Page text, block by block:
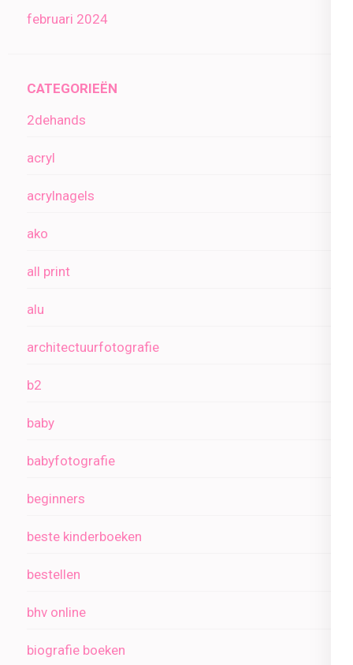
februari 2024
CATEGORIEËN
2dehands
acryl
acrylnagels
ako
all print
alu
architectuurfotografie
b2
baby
babyfotografie
beginners
beste kinderboeken
bestellen
bhv online
biografie boeken